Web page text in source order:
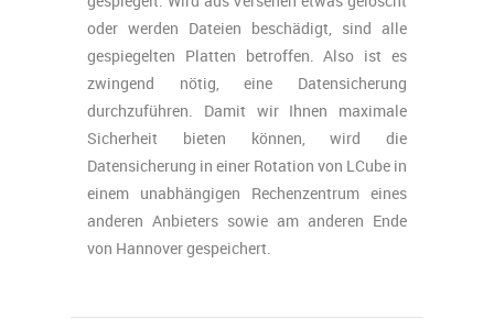
oder werden Dateien beschädigt, sind alle
gespiegelten Platten betroffen. Also ist es
zwingend nötig, eine Datensicherung
durchzuführen. Damit wir Ihnen maximale
Sicherheit bieten können, wird die
Datensicherung in einer Rotation von LCube in
einem unabhängigen Rechenzentrum eines
anderen Anbieters sowie am anderen Ende
von Hannover gespeichert.